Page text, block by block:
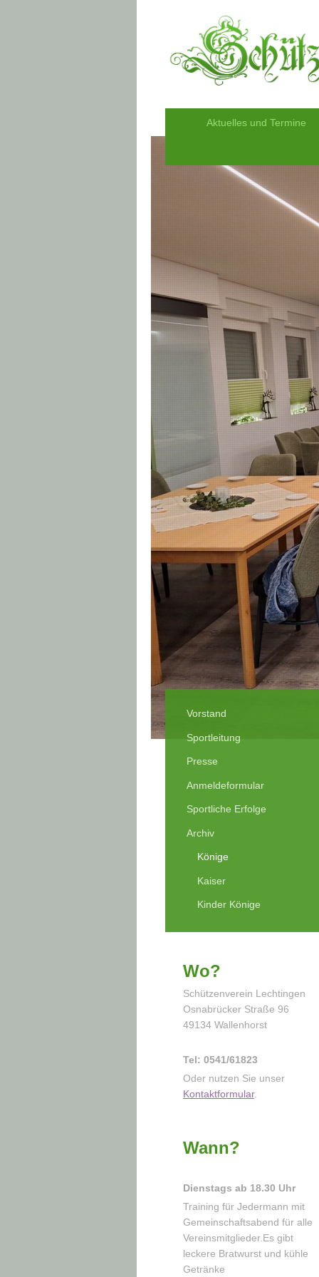
Aktuelles und Termine
Vorstand
Sportleitung
Presse
Anmeldeformular
Sportliche Erfolge
Archiv
Könige
Kaiser
Kinder Könige
Wo?
Schützenverein Lechtingen
Osnabrücker Straße 96
49134 Wallenhorst
Tel: 0541/61823
Oder nutzen Sie unser
Kontaktformular.
Wann?
Dienstags ab 18.30 Uhr
Training für Jedermann mit
Gemeinschaftsabend für alle
Vereinsmitglieder.Es gibt
leckere Bratwurst und kühle
Getränke